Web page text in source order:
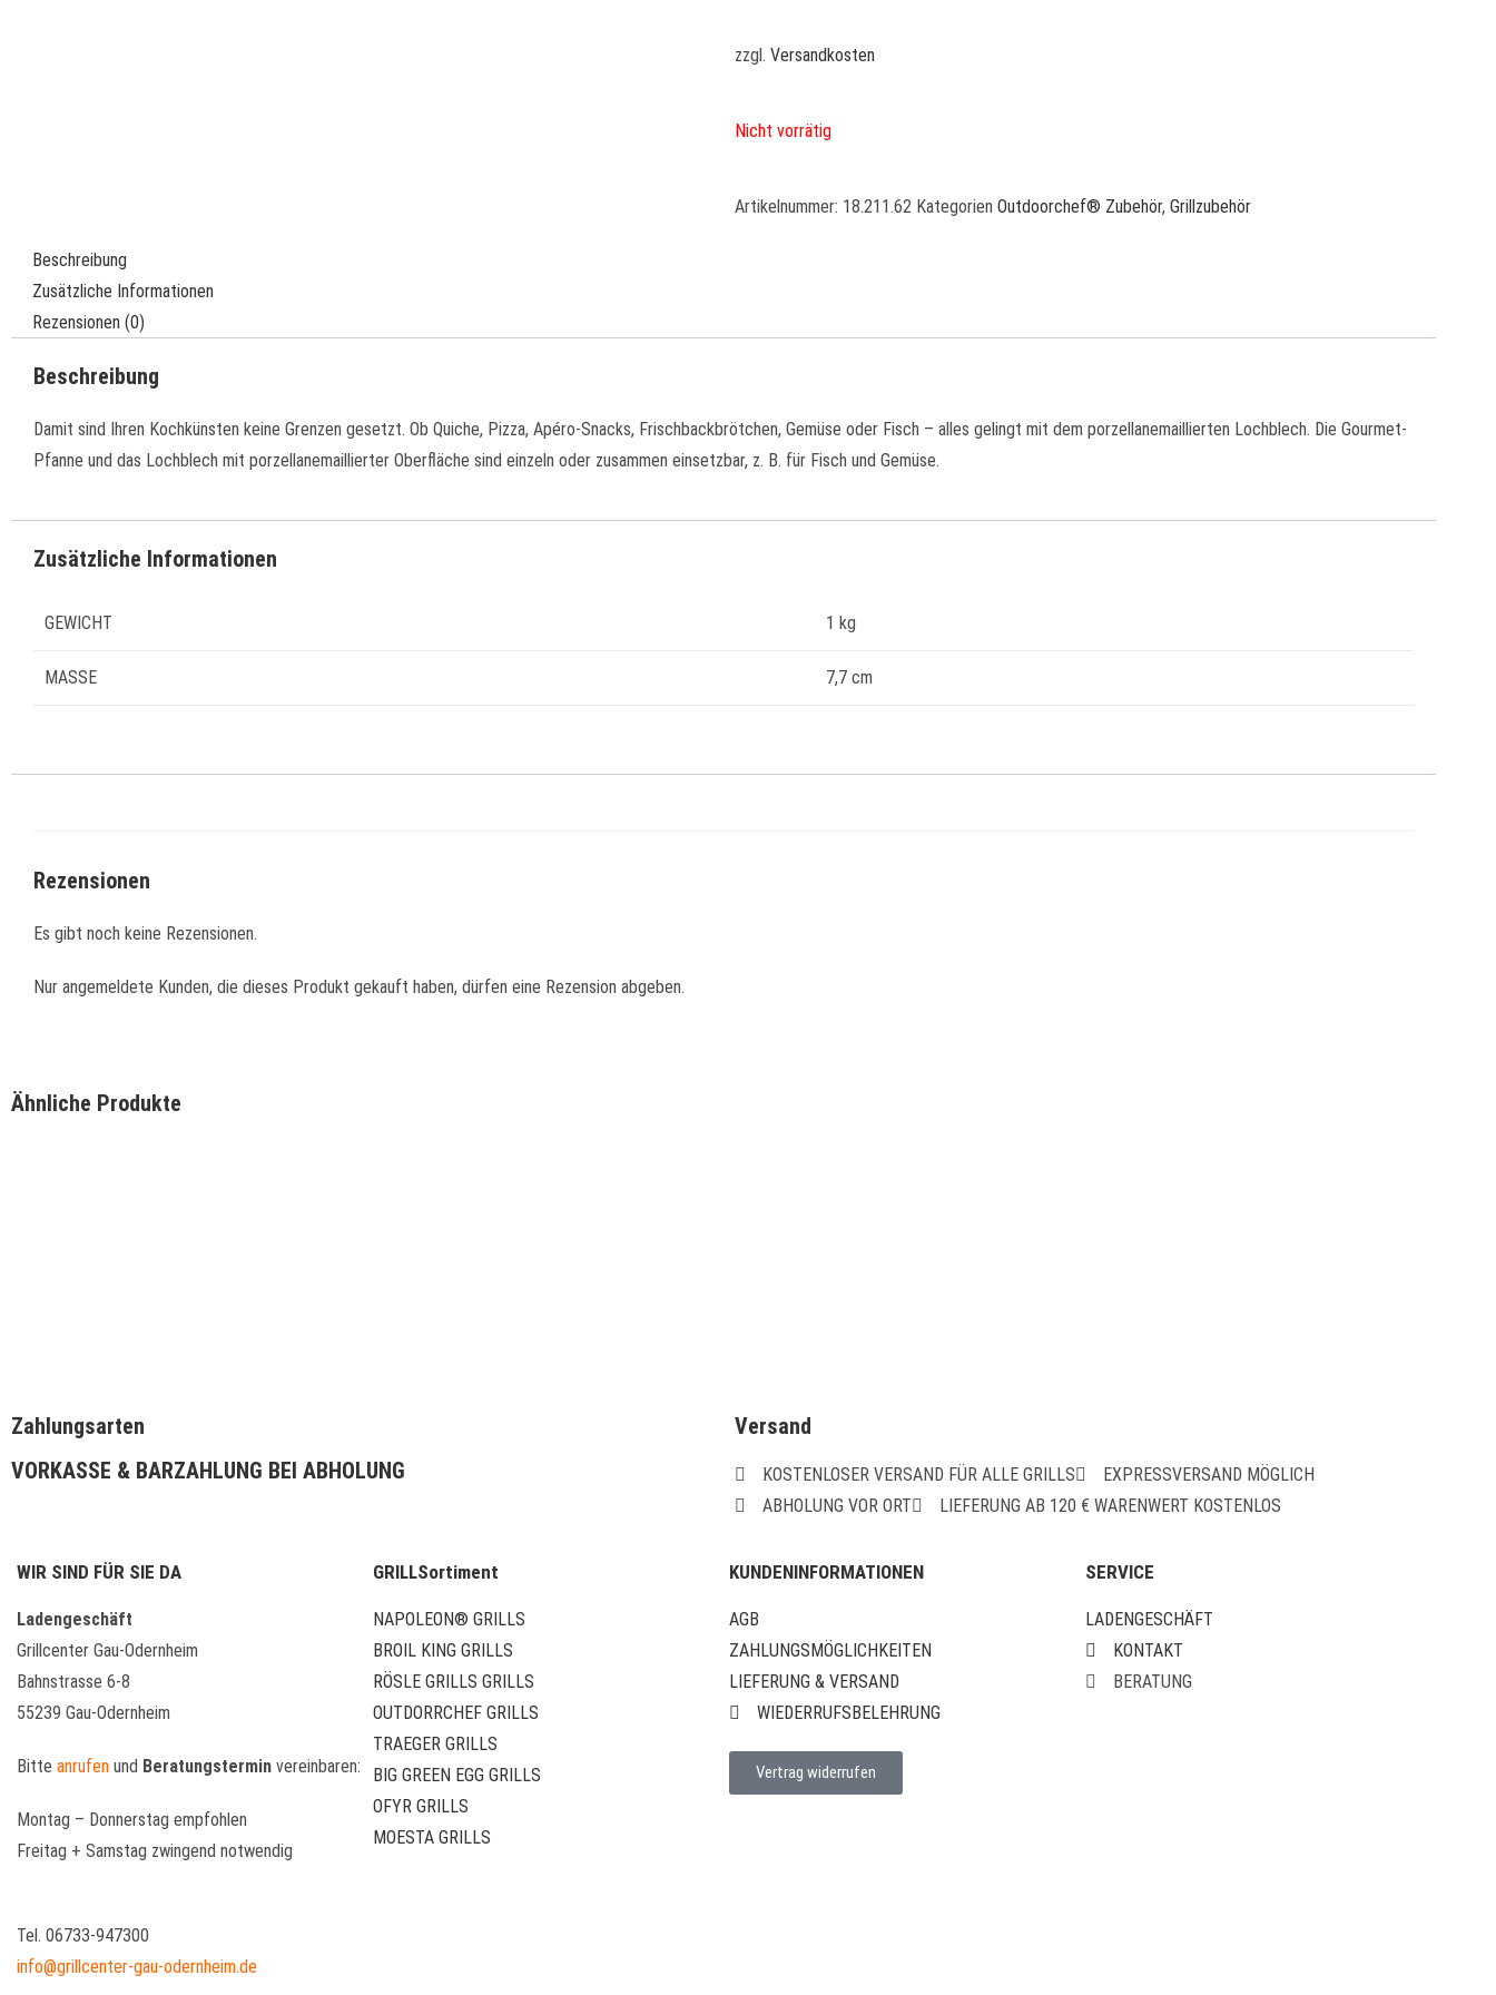
zzgl. Versandkosten
Nicht vorrätig
Artikelnummer: 18.211.62 Kategorien Outdoorchef® Zubehör, Grillzubehör
Beschreibung
Zusätzliche Informationen
Rezensionen (0)
Beschreibung
Damit sind Ihren Kochkünsten keine Grenzen gesetzt. Ob Quiche, Pizza, Apéro-Snacks, Frischbackbrötchen, Gemüse oder Fisch – alles gelingt mit dem porzellanemaillierten Lochblech. Die Gourmet-
Pfanne und das Lochblech mit porzellanemaillierter Oberfläche sind einzeln oder zusammen einsetzbar, z. B. für Fisch und Gemüse.
Zusätzliche Informationen
GEWICHT 1 kg
MASSE 7,7 cm
Rezensionen
Es gibt noch keine Rezensionen.
Nur angemeldete Kunden, die dieses Produkt gekauft haben, dürfen eine Rezension abgeben.
Ähnliche Produkte
Zahlungsarten
VORKASSE & BARZAHLUNG BEI ABHOLUNG
Versand
KOSTENLOSER VERSAND FÜR ALLE GRILLS
EXPRESSVERSAND MÖGLICH
ABHOLUNG VOR ORT
LIEFERUNG AB 120 € WARENWERT KOSTENLOS
WIR SIND FÜR SIE DA
Ladengeschäft
Grillcenter Gau-Odernheim
Bahnstrasse 6-8
55239 Gau-Odernheim
Bitte anrufen und Beratungstermin vereinbaren:
Montag – Donnerstag empfohlen
Freitag + Samstag zwingend notwendig
Tel. 06733-947300
info@grillcenter-gau-odernheim.de
GRILLSortiment
NAPOLEON® GRILLS
BROIL KING GRILLS
RÖSLE GRILLS GRILLS
OUTDORRCHEF GRILLS
TRAEGER GRILLS
BIG GREEN EGG GRILLS
OFYR GRILLS
MOESTA GRILLS
KUNDENINFORMATIONEN
AGB
ZAHLUNGSMÖGLICHKEITEN
LIEFERUNG & VERSAND
WIEDERRUFSBELEHRUNG
Vertrag widerrufen
SERVICE
LADENGESCHÄFT
KONTAKT
BERATUNG